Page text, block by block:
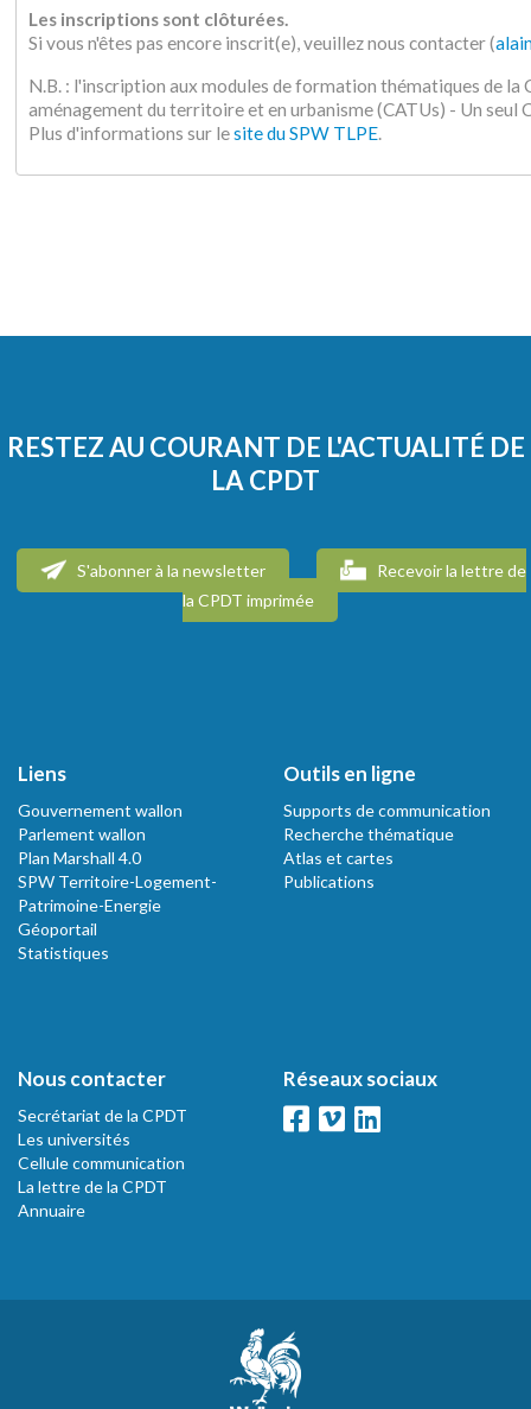
Les inscriptions sont clôturées.
Si vous n'êtes pas encore inscrit(e), veuillez nous contacter (
N.B. : l'inscription aux modules de formation thématiques de la
aménagement du territoire et en urbanisme (CATUs) - Un seul
Plus d'informations sur lesite du SPW TLPE.
RESTEZ AU COURANT DE L'ACTUALITÉ DE
LA CPDT
S'abonner à la newsletter
Recevoir la lettre de
la CPDT imprimée
Liens
Gouvernement wallon
Parlement wallon
Plan Marshall 4.0
SPW Territoire-Logement-
Patrimoine-Energie
Géoportail
Statistiques
Outils en ligne
Supports de communication
Recherche thématique
Atlas et cartes
Publications
Nous contacter
Secrétariat de la CPDT
Les universités
Cellule communication
La lettre de la CPDT
Annuaire
Réseaux sociaux